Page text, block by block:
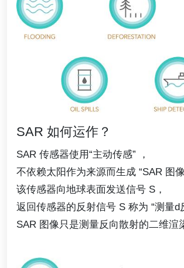
SAR 如何运作？
SAR 传感器使用“主动传感” ，
不依赖太阳作为来源而生成 “SAR 图像
该传感器向地球表面发送信号 S，
返回传感器的反射信号 S 称为 “测量d
SAR 图像只是测量反向散射的二维渲